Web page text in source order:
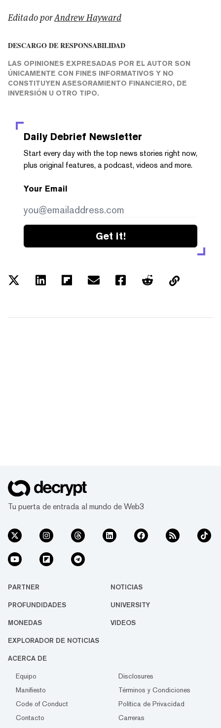
Editado porAndrew Hayward
DESCARGO DE RESPONSABILIDAD
LAS OPINIONES EXPRESADAS POR EL AUTOR SON
ÚNICAMENTE CON FINES INFORMATIVOS Y NO
CONSTITUYEN ASESORAMIENTO FINANCIERO, DE
INVERSIÓN U OTRO TIPO.
Daily Debrief Newsletter
Start every day with the top news stories right now,
plus original features, a podcast, videos and more.
Your Email
Get it!
Tu puerta de entrada al mundo de Web3
PARTNER NOTICIAS
PROFUNDIDADES UNIVERSITY
MONEDAS VIDEOS
EXPLORADOR DE NOTICIAS
ACERCA DE
Equipo
Disclosures
Manifiesto
Términos y Condiciones
Code of Conduct
Política de Privacidad
Contacto
Carreras